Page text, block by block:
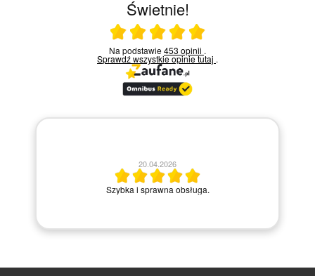
Świetnie!
Ocena średnia 5 na 5
Na podstawie453 opinii .
Sprawdź wszystkie opinietutaj .
20.04.2026
Szybka i sprawna obsługa.